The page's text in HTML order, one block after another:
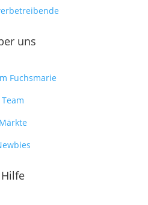
uns
Fuchsmarie
Team
Märkte
Hilfe